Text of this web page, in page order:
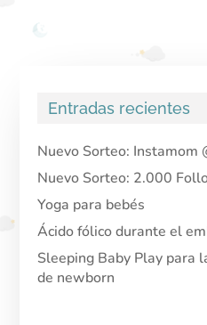
Entradas recientes
Nuevo Sorteo: Instamom
Nuevo Sorteo: 2.000
Yoga para bebés
Ácido fólico durante el
Sleeping Baby Play para
de newborn